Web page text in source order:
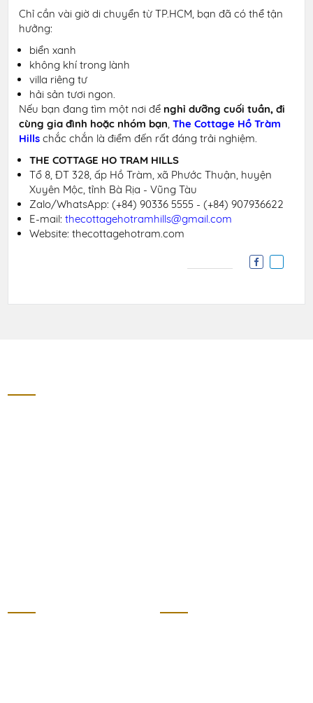
Chỉ cần vài giờ di chuyển từ TP.HCM, bạn đã có thể tận
hưởng:
biển xanh
không khí trong lành
villa riêng tư
hải sản tươi ngon.
Nếu bạn đang tìm một nơi để nghỉ dưỡng cuối tuần, đi
cùng gia đình hoặc nhóm bạn,The Cottage Hồ Tràm
Hills chắc chắn là điểm đến rất đáng trải nghiệm.
THE COTTAGE HO TRAM HILLS
Tổ 8, ĐT 328, ấp Hồ Tràm, xã Phước Thuận, huyện
Xuyên Mộc, tỉnh Bà Rịa - Vũng Tàu
Zalo/WhatsApp:(+84) 90336 5555 - (+84) 907936622
E-mail:thecottagehotramhills@gmail.com
Website: thecottagehotram.com